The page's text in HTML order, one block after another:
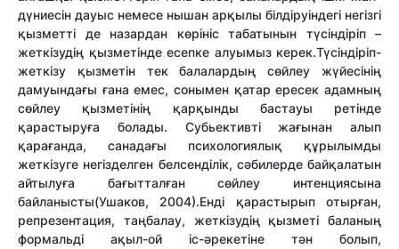
дүниесін дауыс немесе нышан арқылы білдіруіндегі негізгі
қызметті де назардан көрініс табатынын түсіндіріп –
жеткізудің қызметінде есепке алуымыз керек.Түсіндіріп-
жеткізу қызметін тек балалардың сөйлеу жүйесінің
дамуындағы ғана емес, сонымен қатар ересек адамның
сөйлеу қызметінің қарқынды бастауы ретінде
қарастыруға болады. Субьективті жағынан алып
қарағанда, санадағы психологиялық құрылымды
жеткізуге негізделген белсенділік, сәбилерде байқалатын
айтылуға бағытталған сөйлеу интенциясына
байланысты(Ушаков, 2004).Енді қарастырып отырған,
репрезентация, таңбалау, жеткізудің қызметі баланың
формальді ақыл-ой іс-әрекетіне тән болып,